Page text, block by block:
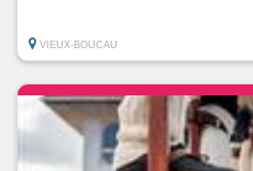
VIEUX-BOUCAU